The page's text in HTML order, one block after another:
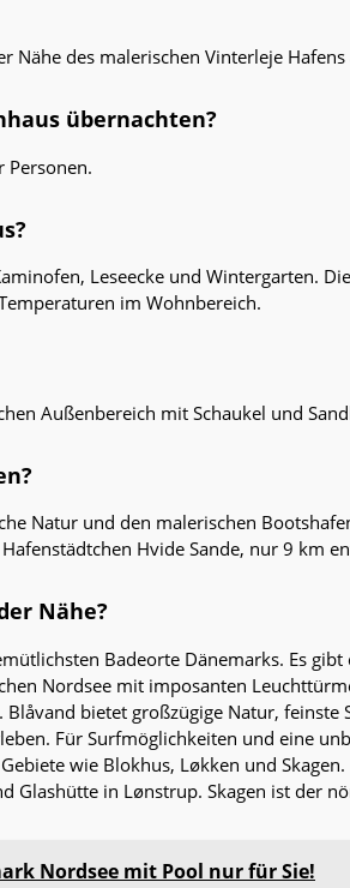
Nähe des malerischen Vinterleje
übernachten?
Personen.
Leseecke und Wintergarten.
im Wohnbereich.
Außenbereich mit Schaukel und
Natur und den malerischen
Hvide Sande, nur 9 km
Nähe?
Badeorte Dänemarks. Es
Nordsee mit imposanten
bietet großzügige Natur,
Für Surfmöglichkeiten und eine
wie Blokhus, Løkken und
Glashütte in Lønstrup. Skagen ist der
Nordsee mit Pool nur für Sie!